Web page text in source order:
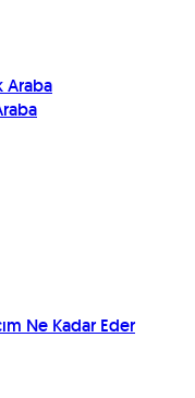
Araba
Ne Kadar Eder